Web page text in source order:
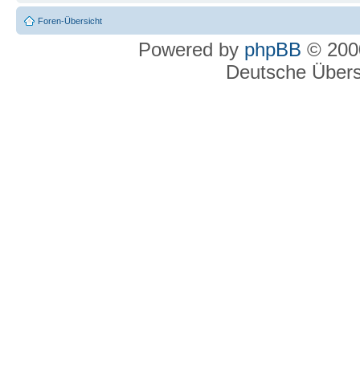
Foren-Übersicht
Powered by phpBB ©
Deutsche